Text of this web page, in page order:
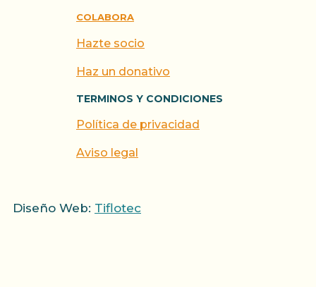
COLABORA
Hazte socio
Haz un donativo
TERMINOS Y CONDICIONES
Política de privacidad
Aviso legal
Diseño Web: Tiflotec